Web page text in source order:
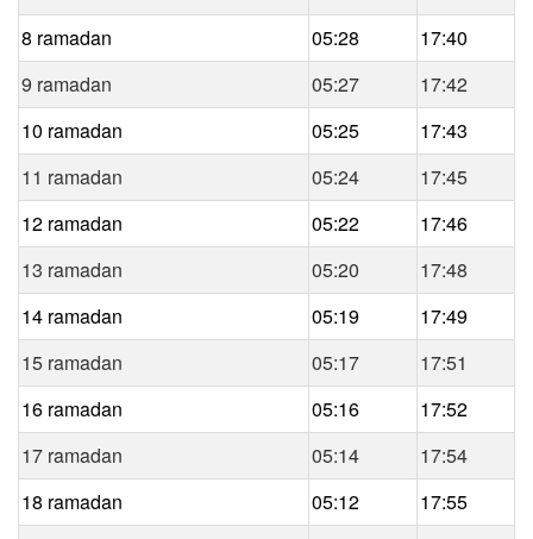
8 ramadan
05:28
17:40
9 ramadan
05:27
17:42
10 ramadan
05:25
17:43
11 ramadan
05:24
17:45
12 ramadan
05:22
17:46
13 ramadan
05:20
17:48
14 ramadan
05:19
17:49
15 ramadan
05:17
17:51
16 ramadan
05:16
17:52
17 ramadan
05:14
17:54
18 ramadan
05:12
17:55